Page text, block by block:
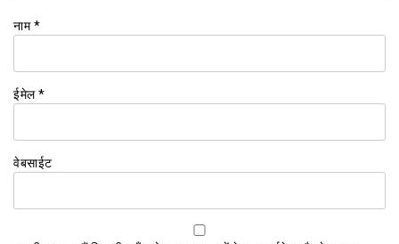
नाम*
ईमेल*
वेबसाईट